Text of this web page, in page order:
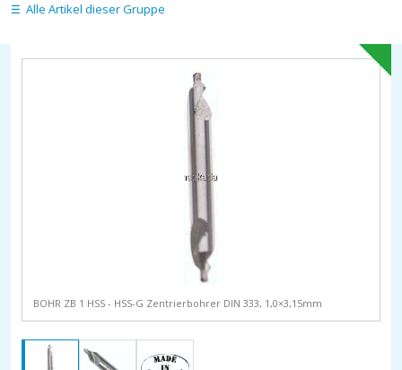
Alle Artikel dieser Gruppe
BOHR ZB 1 HSS - HSS-G Zentrierbohrer DIN 333, 1,0×3,15mm